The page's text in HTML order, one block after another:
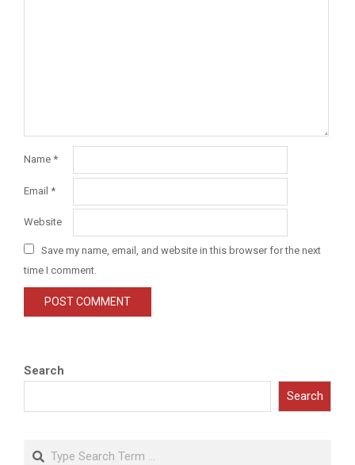
Name *
Email *
Website
Save my name, email, and website in this browser for the next
time I comment.
Search
Search
Search